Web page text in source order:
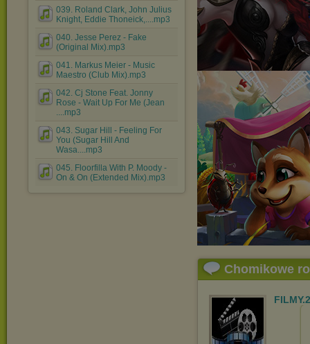
039. Roland Clark, John Julius
Knight, Eddie Thoneick,....mp3
040. Jesse Perez - Fake
(Original Mix).mp3
041. Markus Meier - Music
Maestro (Club Mix).mp3
042. Cj Stone Feat. Jonny
Rose - Wait Up For Me (Jean
....mp3
043. Sugar Hill - Feeling For
You (Sugar Hill And
Wasa....mp3
045. Floorfilla With P. Moody -
On & On (Extended Mix).mp3
Chomikowe